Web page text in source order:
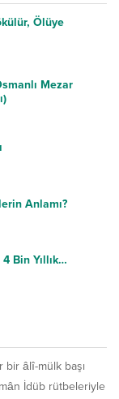
Ölüye
Mezar
Anlamı?
Bin Yıllık…
bir âlî-mülk başı
İdüb rütbeleriyle